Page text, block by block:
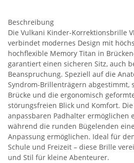
Beschreibung
Die Vulkani Kinder-Korrektionsbrille
verbindet modernes Design mit
hochflexible Memory Titan in
garantiert einen sicheren Sitz, auch
Beanspruchung. Speziell auf die
Syndrom-Brillenträgern abgestimmt,
Brücke und die ergonomisch
störungsfreien Blick und Komfort.
anpassbaren Padhalter ermöglichen
während die runden Bügelenden
Anpassung ermöglichen. Ideal für
Schule und Freizeit – diese Brille
und Stil für kleine Abenteurer.